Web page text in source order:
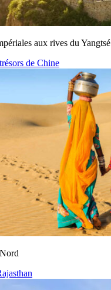
aux rives du Yangtsé
de Chine